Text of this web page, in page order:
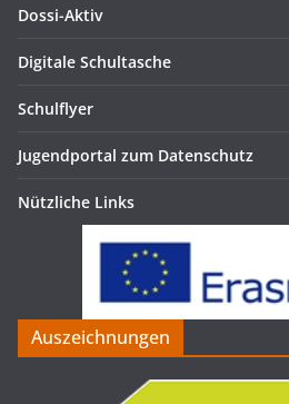
Dossi-Aktiv
Digitale Schultasche
Schulflyer
Jugendportal zum Datenschutz
Nützliche Links
Auszeichnungen